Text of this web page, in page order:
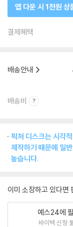
앱 다운 시 1천원 상
결제혜택
배송안내
배송비
픽쳐 디스크는 시각
제작하기 때문에 일
높습니다.
이미 소장하고 있다면
예스24에
바이백 신청